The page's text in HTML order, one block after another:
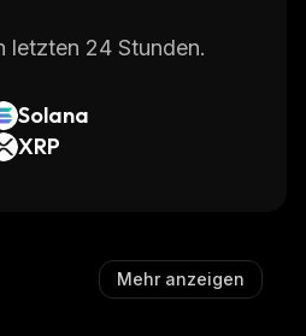
letzten 24 Stunden.
Solana
XRP
Mehr anzeigen